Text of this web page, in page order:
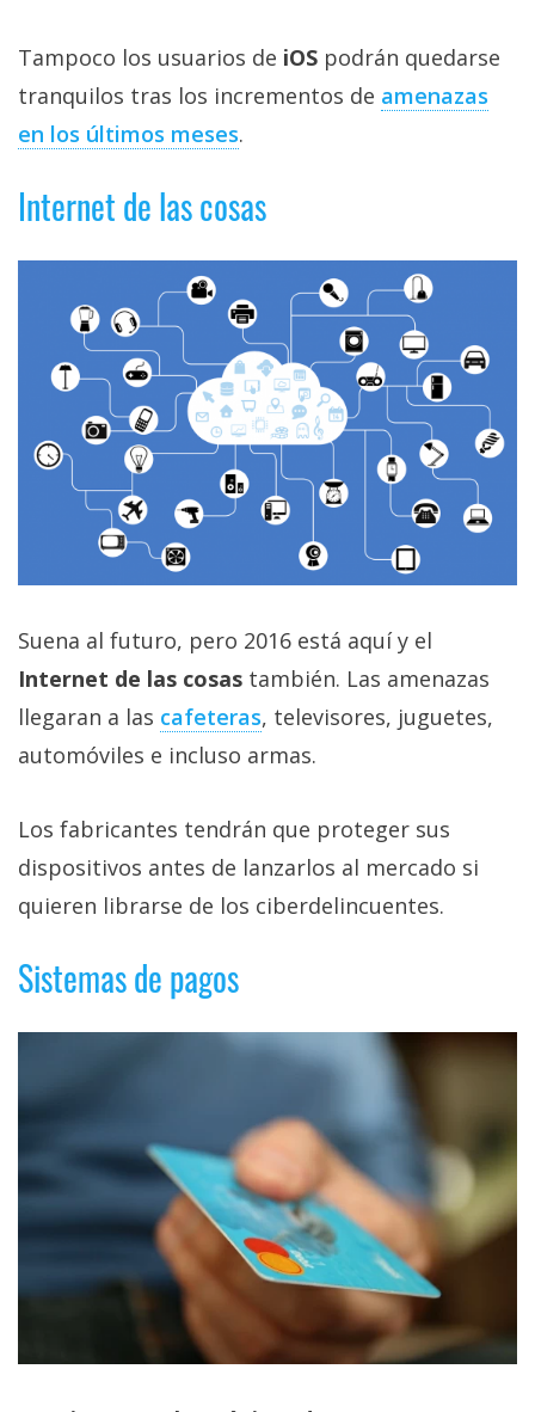
Tampoco los usuarios de iOS podrán quedarse
tranquilos tras los incrementos de amenazas
en los últimos meses.
Internet de las cosas
Suena al futuro, pero 2016 está aquí y el
Internet de las cosas también. Las amenazas
llegaran a las cafeteras, televisores, juguetes,
automóviles e incluso armas.
Los fabricantes tendrán que proteger sus
dispositivos antes de lanzarlos al mercado si
quieren librarse de los ciberdelincuentes.
Sistemas de pagos